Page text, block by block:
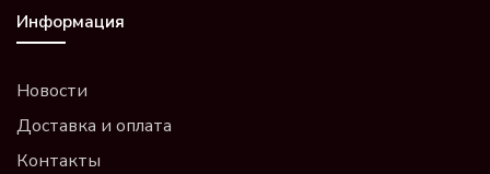
Информация
Новости
Доставка и оплата
Контакты